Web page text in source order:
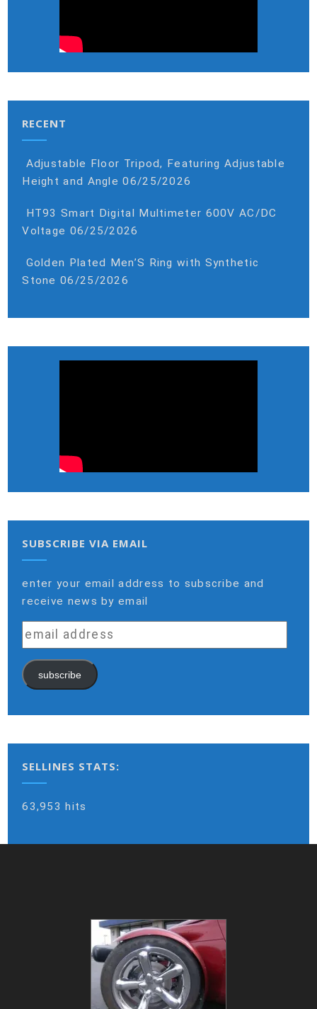
RECENT
Adjustable Floor Tripod, Featuring Adjustable
Height and Angle 06/25/2026
HT93 Smart Digital Multimeter 600V AC/DC
Voltage 06/25/2026
Golden Plated Men’S Ring with Synthetic
Stone 06/25/2026
SUBSCRIBE VIA EMAIL
enter your email address to subscribe and
receive news by email
email
address
subscribe
SELLINES STATS:
63,953 hits